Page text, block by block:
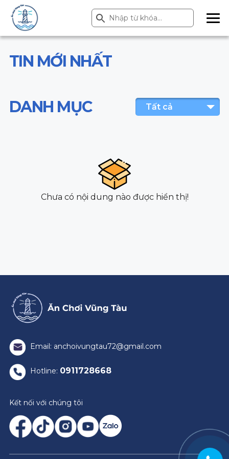
Search
for:
Search Button
ME
NU
TIN MỚI NHẤT
DANH MỤC Tất cả
Chưa có nội dung nào được hiển thị!
Email: anchoivungtau72@gmail.com
Hotline: 0911728668
Kết nối với chúng tôi